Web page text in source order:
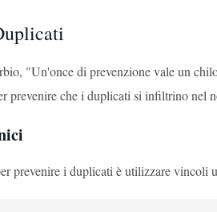
"Un'once di prevenzione vale un
prevenire che i duplicati si infiltrino nel
prevenire i duplicati è utilizzare vincoli